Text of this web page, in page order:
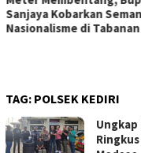
Tak Ada Indikasi
Penyalahgunaan Barang
TAG: POLSEK KEDIRI
Ungkap